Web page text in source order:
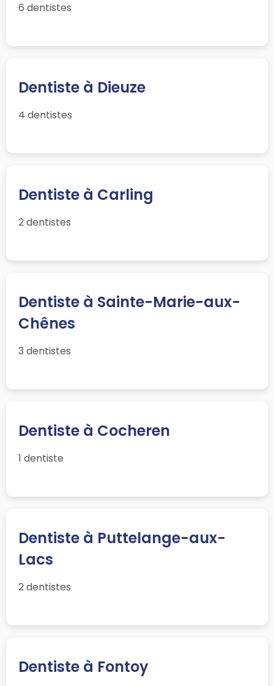
6 dentistes
Dentiste à Dieuze
4 dentistes
Dentiste à Carling
2 dentistes
Dentiste à Sainte-Marie-aux-
Chênes
3 dentistes
Dentiste à Cocheren
1 dentiste
Dentiste à Puttelange-aux-
Lacs
2 dentistes
Dentiste à Fontoy